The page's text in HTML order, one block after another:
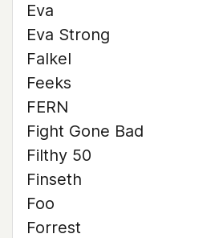
Eva
Eva Strong
Falkel
Feeks
FERN
Fight Gone Bad
Filthy 50
Finseth
Foo
Forrest